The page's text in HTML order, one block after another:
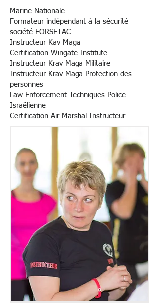
Marine Nationale
Formateur indépendant à la sécurité
société FORSETAC
Instructeur Kav Maga
Certification Wingate Institute
Instructeur Krav Maga Militaire
Instructeur Krav Maga Protection des
personnes
Law Enforcement Techniques Police
Israëlienne
Certification Air Marshal Instructeur